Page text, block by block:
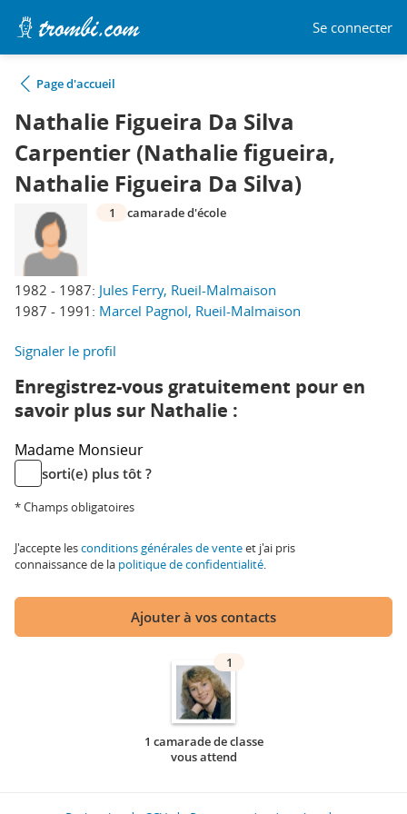
Se connecter
Page d'accueil
Nathalie Figueira Da Silva
Carpentier (Nathalie figueira,
Nathalie Figueira Da Silva)
1982 - 1987: Jules Ferry, Rueil-Malmaison
1987 - 1991: Marcel Pagnol, Rueil-Malmaison
1 camarade d'école
Signaler le profil
Enregistrez-vous gratuitement pour en
savoir plus sur Nathalie :
Madame Monsieur
sorti(e) plus tôt ?
* Champs obligatoires
J'accepte lesconditions générales de venteet j'ai pris
connaissance de la politique de confidentialité.
Ajouter à vos contacts
1
1 camarade de classe
vous attend